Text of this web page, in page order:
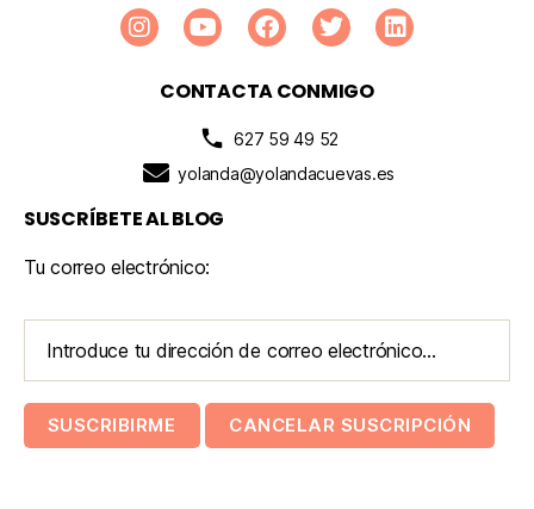
CONTACTA CONMIGO
627 59 49 52
yolanda@yolandacuevas.es
SUSCRÍBETE AL BLOG
Tu correo electrónico: